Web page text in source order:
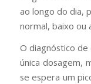
ao longo do dia,
normal, baixo ou
O diagnóstico de
única dosagem,
se espera um